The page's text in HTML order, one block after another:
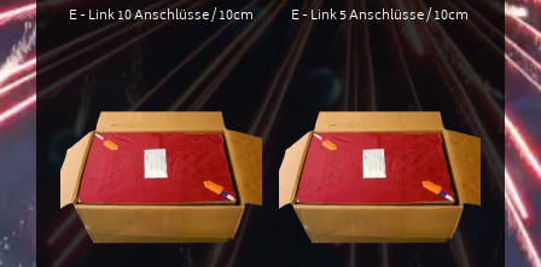
E - Link 10 Anschlüsse / 10cm E - Link 5 Anschlüsse / 10cm